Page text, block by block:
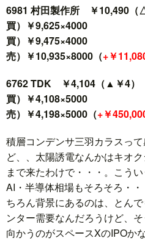
6981 村田製作所 ￥10,490（
買）￥9,625×4000
買）￥9,475×4000
売）￥10,935×8000（+￥
6762 TDK ￥4,104（▲￥4）
買）￥4,108×5000
売）￥4,198×5000（+￥
積層コンデンサ三羽カラスっ
ど、、太陽誘電なんかはキオ
まで来たわけで・・・。こう
AI・半導体相場もそろそろ・
ちろん背景にあるのは、とん
ンター需要なんだろうけど、
向かうのがスペースXのIPOか